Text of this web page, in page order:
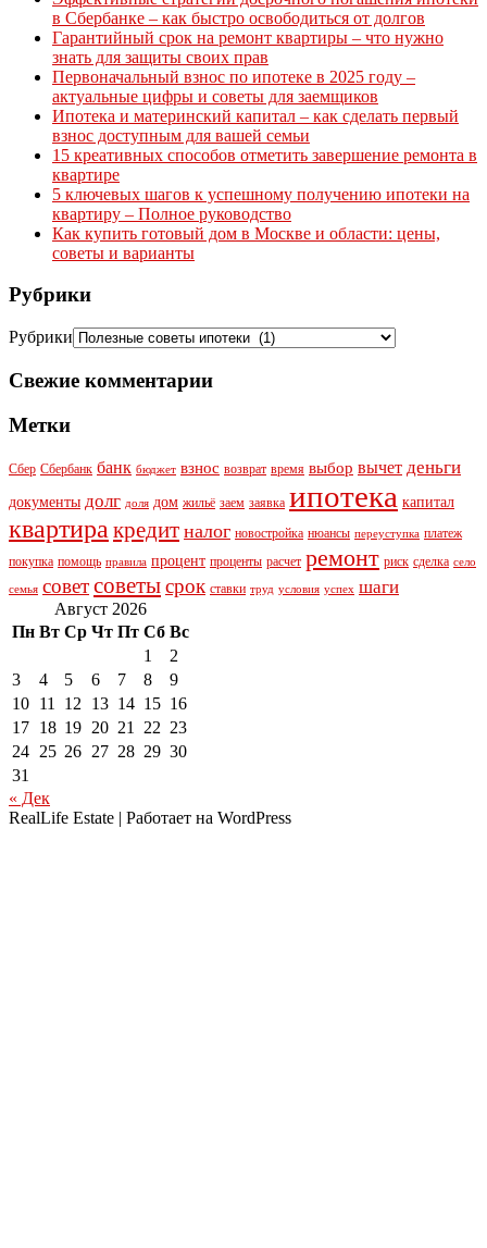
в Сбербанке – как быстро освободиться от долгов
Гарантийный срок на ремонт квартиры – что нужно
знать для защиты своих прав
Первоначальный взнос по ипотеке в 2025 году –
актуальные цифры и советы для заемщиков
Ипотека и материнский капитал – как сделать первый
взнос доступным для вашей семьи
15 креативных способов отметить завершение ремонта в
квартире
5 ключевых шагов к успешному получению ипотеки на
квартиру – Полное руководство
Как купить готовый дом в Москве и области: цены,
советы и варианты
Рубрики
Рубрики
Свежие комментарии
Метки
Сбер Сбербанк банк бюджет взнос возврат время выбор вычет деньги
документы долг доля дом жильё заем заявка ипотека капитал
квартиракредит налог новостройка нюансы переуступка платеж
покупка помощь правила процент проценты расчет ремонт риск сделка село
семья советсоветысрок ставки труд условия успех шаги
Август 2026
Пн Вт Ср Чт Пт Сб Вс
1
2
3
4 5 6 7 8
9
10 11 12 13 14 15 16
17 18 19 20 21 22 23
24 25 26 27 28 29 30
31
« Дек
RealLife Estate | Работает на WordPress